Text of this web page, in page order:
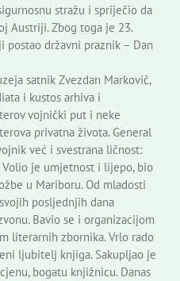
stražu i spriječio da
Austriji. Zbog toga je 23.
postao državni praznik – Dan
satnik Zvezdan Markovič,
i kustos arhiva i
vojnički put i neke
privatna života. General
već i svestrana ličnost:
je umjetnost i lijepo, bio
u Mariboru. Od mladosti
posljednjih dana
Bavio se i organizacijom
literarnih zbornika. Vrlo rado
ljubitelj knjiga. Sakupljao je
bogatu knjižnicu. Danas